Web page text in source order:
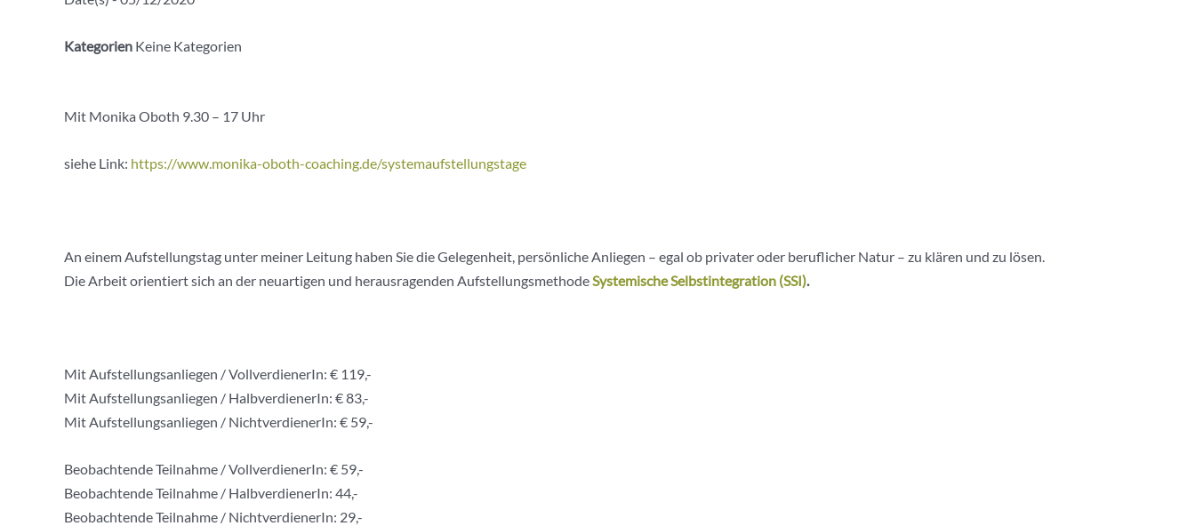
Kategorien Keine Kategorien
Mit Monika Oboth 9.30 – 17 Uhr
siehe Link: https://www.monika-oboth-coaching.de/systemaufstellungstage
An einem Aufstellungstag unter meiner Leitung haben Sie die Gelegenheit, persönliche Anliegen – egal ob privater oder beruflicher Natur – zu klären und zu lösen.
Die Arbeit orientiert sich an der neuartigen und herausragenden AufstellungsmethodeSystemische Selbstintegration (SSI).
Mit Aufstellungsanliegen / VollverdienerIn: € 119,-
Mit Aufstellungsanliegen / HalbverdienerIn: € 83,-
Mit Aufstellungsanliegen / NichtverdienerIn: € 59,-
Beobachtende Teilnahme / VollverdienerIn: € 59,-
Beobachtende Teilnahme / HalbverdienerIn: 44,-
Beobachtende Teilnahme / NichtverdienerIn: 29,-